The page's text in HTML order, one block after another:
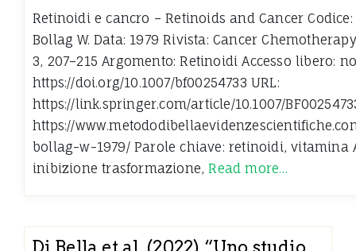
Retinoidi e cancro – Retinoids and Cancer Codice:
Bollag W. Data: 1979 Rivista: Cancer
3, 207–215 Argomento: Retinoidi Accesso libero:
https://doi.org/10.1007/bf00254733 URL:
https://link.springer.com/article/10.1007/
https://
bollag-w-1979/ Parole chiave: retinoidi, vitamina
inibizione trasformazione,Read more…
Di Bella et al. (2022) “Uno studio